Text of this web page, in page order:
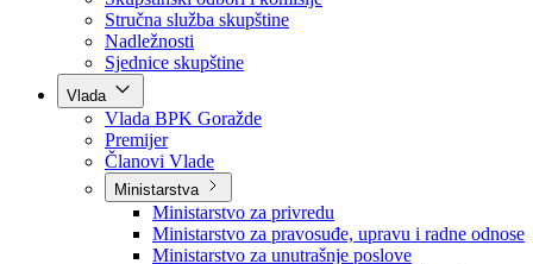
Poslanici po klubovima naroda
Kolegij skupštine
Skupštinski odbori i komisije
Stručna služba skupštine
Nadležnosti
Sjednice skupštine
Vlada
Vlada BPK Goražde
Premijer
Članovi Vlade
Ministarstva